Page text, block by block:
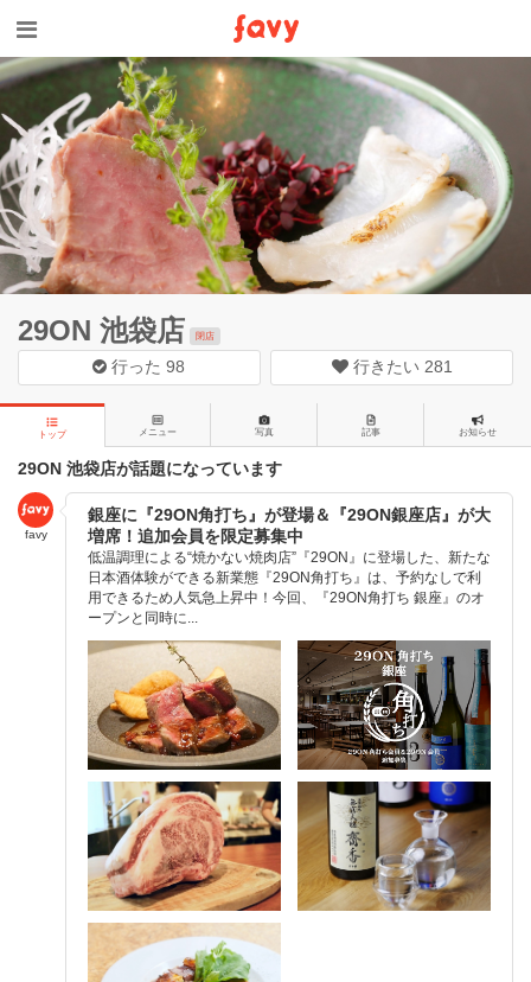
29ON 池袋店 閉店
行った98 行きたい 281
トップ メニュー 写真 記事 お知らせ
29ON 池袋店が話題になっています
favy
銀座に『29ON角打ち』が登場＆『29ON銀座店』が大
増席！追加会員を限定募集中
低温調理による“焼かない焼肉店”『29ON』に登場した、新たな
日本酒体験ができる新業態『29ON角打ち』は、予約なしで利
用できるため人気急上昇中！今回、『29ON角打ち 銀座』のオ
ープンと同時に...